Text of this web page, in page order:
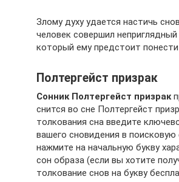
Злому духу удается настичь
человек совершил
который ему предстоит понести
Полтергейст призрак
Сонник Полтергейст призрак
снится во сне Полтергейст
толкования сна введите
вашего сновидения в
нажмите на начальную букву
сон образа (если вы хотите
толкование снов на букву